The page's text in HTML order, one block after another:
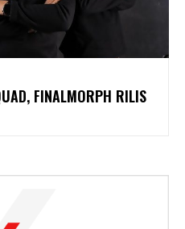
FINALMORPH RILIS